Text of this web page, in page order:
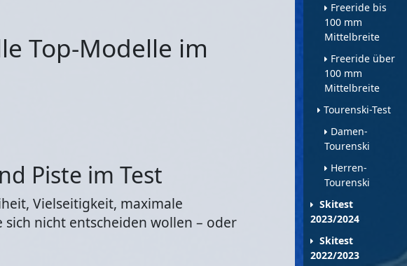
Top-Modelle im
Piste im Test
Vielseitigkeit, maximale
nicht entscheiden wollen – oder
Freeride bis
100 mm
Mittelbreite
Freeride über
100 mm
Mittelbreite
Tourenski-Test
Damen-
Tourenski
Herren-
Tourenski
Skitest
2023/2024
Skitest
2022/2023